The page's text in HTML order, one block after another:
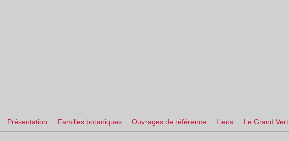
Présentation Familles botaniques Ouvrages de référence Liens Le Grand Vert